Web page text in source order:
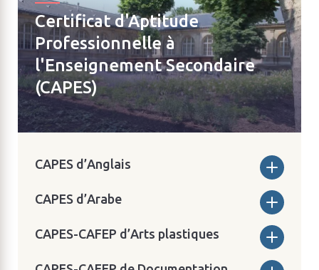
Certificat d'Aptitude
Professionnelle à
l'Enseignement Secondaire
(CAPES)
CAPES d’Anglais
CAPES d’Arabe
CAPES-CAFEP d’Arts plastiques